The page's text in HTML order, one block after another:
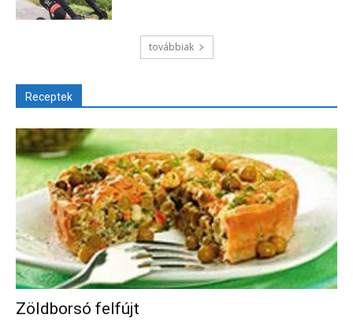
továbbiak
Receptek
Zöldborsó felfújt